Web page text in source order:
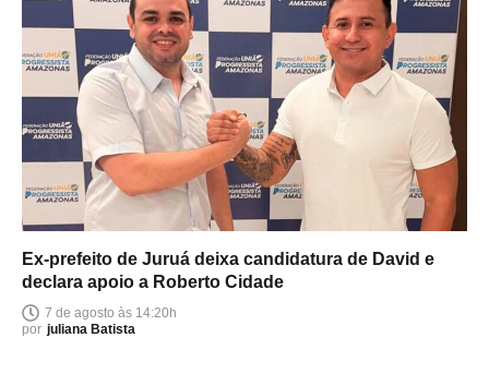
Ex-prefeito de Juruá deixa candidatura de David e
declara apoio a Roberto Cidade
7 de agosto às 14:20h
por juliana Batista